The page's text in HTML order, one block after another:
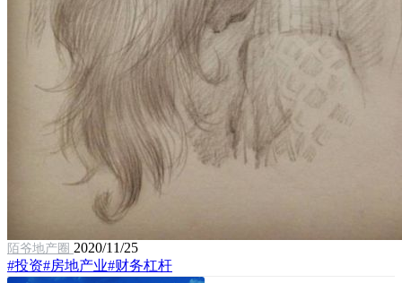
陌爷地产圈 2020/11/25
#投资#房地产业#财务杠杆